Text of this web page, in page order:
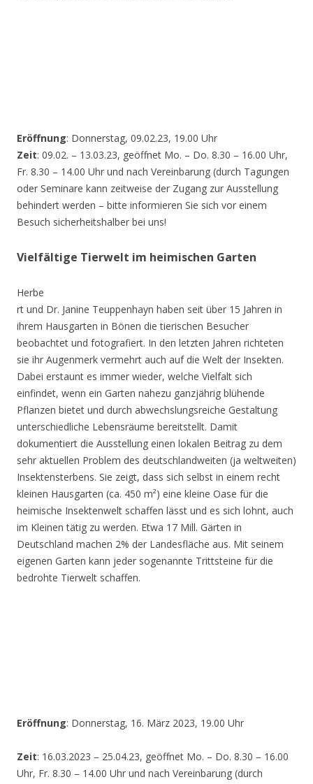
Eröffnung: Donnerstag, 09.02.23, 19.00 Uhr
Zeit: 09.02. – 13.03.23, geöffnet Mo. – Do. 8.30 – 16.00 Uhr,
Fr. 8.30 – 14.00 Uhr und nach Vereinbarung (durch Tagungen
oder Seminare kann zeitweise der Zugang zur Ausstellung
behindert werden – bitte informieren Sie sich vor einem
Besuch sicherheitshalber bei uns!
Vielfältige Tierwelt im heimischen Garten
Herbe
rt und Dr. Janine Teuppenhayn haben seit über 15 Jahren in
ihrem Hausgarten in Bönen die tierischen Besucher
beobachtet und fotografiert. In den letzten Jahren richteten
sie ihr Augenmerk vermehrt auch auf die Welt der Insekten.
Dabei erstaunt es immer wieder, welche Vielfalt sich
einfindet, wenn ein Garten nahezu ganzjährig blühende
Pflanzen bietet und durch abwechslungsreiche Gestaltung
unterschiedliche Lebensräume bereitstellt. Damit
dokumentiert die Ausstellung einen lokalen Beitrag zu dem
sehr aktuellen Problem des deutschlandweiten (ja weltweiten)
Insektensterbens. Sie zeigt, dass sich selbst in einem recht
kleinen Hausgarten (ca. 450 m²) eine kleine Oase für die
heimische Insektenwelt schaffen lässt und es sich lohnt, auch
im Kleinen tätig zu werden. Etwa 17 Mill. Gärten in
Deutschland machen 2% der Landesfläche aus. Mit seinem
eigenen Garten kann jeder sogenannte Trittsteine für die
bedrohte Tierwelt schaffen.
Eröffnung: Donnerstag, 16. März 2023, 19.00 Uhr
Zeit: 16.03.2023 – 25.04.23, geöffnet Mo. – Do. 8.30 – 16.00
Uhr, Fr. 8.30 – 14.00 Uhr und nach Vereinbarung (durch